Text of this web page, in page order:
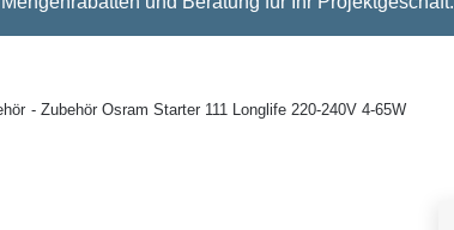
Zubehör Osram Starter 111 Longlife 220-240V 4-65W